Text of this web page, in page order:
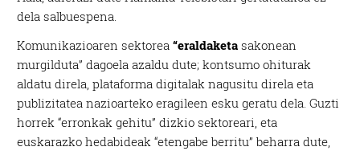
dela salbuespena.
Komunikazioaren sektorea“eraldaketa sakonean
murgilduta” dagoela azaldu dute; kontsumo ohiturak
aldatu direla, plataforma digitalak nagusitu direla eta
publizitatea nazioarteko eragileen esku geratu dela. Guzti
horrek “erronkak gehitu” dizkio sektoreari, eta
euskarazko hedabideak “etengabe berritu” beharra dute,